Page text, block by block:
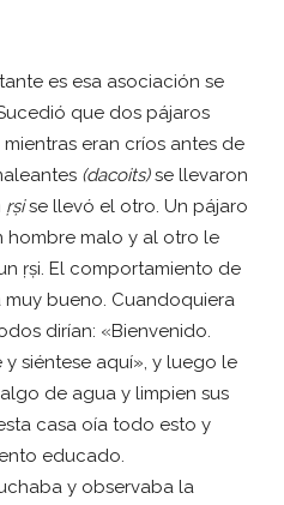
es esa asociación se
que dos pájaros
eran críos antes de
(dacoits)se llevaron
ṛṣise llevó el otro. Un pájaro
hombre malo y al otro le
ṛṣi. El comportamiento de
bueno. Cuandoquiera
dirían: «Bienvenido.
y siéntese aquí», y luego le
de agua y limpien sus
casa oía todo esto y
educado.
y observaba la